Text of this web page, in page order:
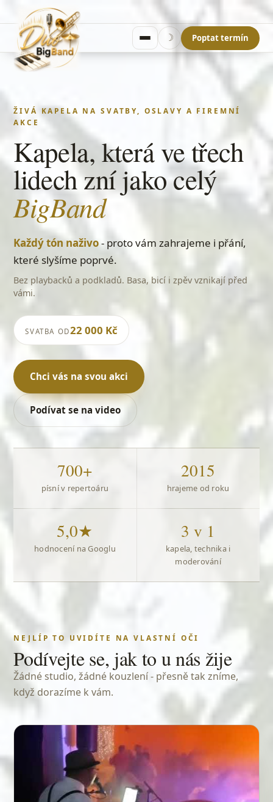
☽ Poptat termín
ŽIVÁ KAPELA NA SVATBY, OSLAVY A FIREMNÍ
AKCE
Show, kde zazníi vaše
písničky
Známé hity i taneční klasika - a k tomu vaše
oblíbené písně.
Hosté zpívají do mikrofonu s kapelou a parket nezůstane
prázdný.
SVATBA OD22 000 Kč
Chci vás na svou akci
Podívat se na video
700+
písní v repertoáru
2015
hrajeme od roku
5,0★
hodnocení na Googlu
3 v 1
kapela, technika i
moderování
NEJLÍP TO UVIDÍTE NA VLASTNÍ OČI
Podívejte se, jak to u nás žije
Žádné studio, žádné kouzlení - přesně tak zníme,
když dorazíme k vám.